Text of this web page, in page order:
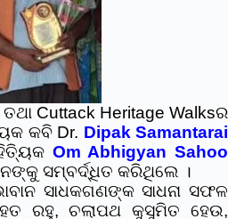
Cuttack Heritage Walksର
କବି Dr. Dipak Samantarai
Om Abhigyan Sahoo
ସମ୍ବର୍ଦ୍ଧିତ କରିଥିଲେ ।
ସାଧକଗଣଙ୍କ ସାଧନା ସଫଳ
ରହୁ, ଚଲାପଥ କୁସୁମିତ ହେଉ,